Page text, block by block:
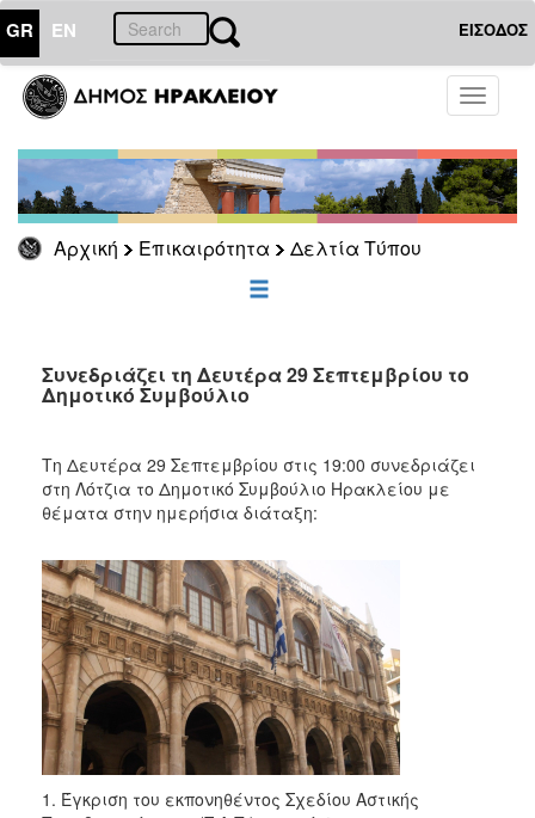
GR EN ΕΙΣΟΔΟΣ
Toggle
Αρχική Επικαιρότητα Δελτία Τύπου
ΕΠΙΚΑΙΡΟΤΗΤΑ
Τύπου
Αρχείο
ΕΠΙΣΚΕΠΤΗΣ
Συνεδριάζει τη Δευτέρα 29 Σεπτεμβρίου το
Δημοτικό Συμβούλιο
Τη Δευτέρα 29 Σεπτεμβρίου στις 19:00 συνεδριάζει
στη Λότζια το Δημοτικό Συμβούλιο Ηρακλείου με
θέματα στην ημερήσια διάταξη:
1. Έγκριση του εκπονηθέντος Σχεδίου Αστικής